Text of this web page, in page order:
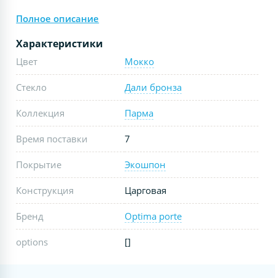
Полное описание
Характеристики
Цвет Мокко
Стекло Дали бронза
Коллекция Парма
Время поставки 7
Покрытие Экошпон
Конструкция Царговая
Бренд Optima porte
options []